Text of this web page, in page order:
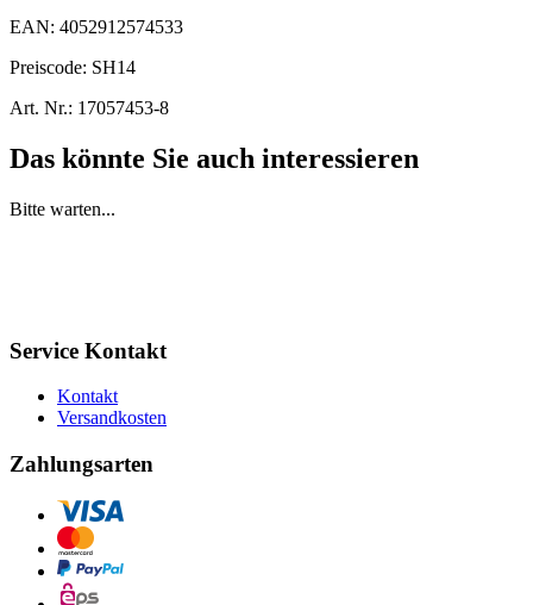
EAN: 4052912574533
Preiscode: SH14
Art. Nr.: 17057453-8
Das könnte Sie auch interessieren
Bitte warten...
Service Kontakt
Kontakt
Versandkosten
Zahlungsarten